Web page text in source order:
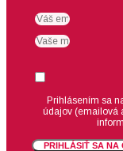
Prihlásením sa
údajov (emailová
PRIHLÁSIŤ SA NA